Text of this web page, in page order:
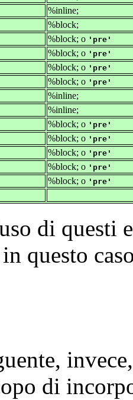
%inline;
%block;
%block; o pre
%block; o pre
%block; o pre
%block; o pre
%inline;
%inline;
%block; o pre
%block; o pre
%block; o pre
%block; o pre
%block; o pre
di questi
questo
di